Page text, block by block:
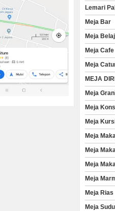
Lemari
Meja Bar
Meja
Meja Cafe
Meja
MEJA
Meja
Meja
Meja
Meja
Meja
Meja
Meja
Meja Rias
Meja